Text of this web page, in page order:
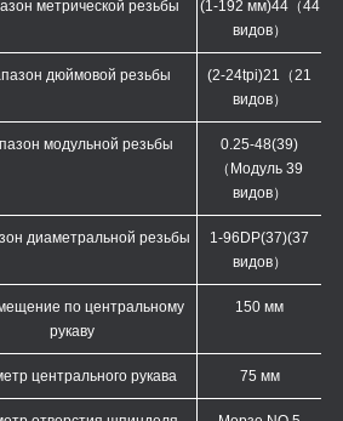
метрической резьбы (1-192 мм)44（44
видов）
дюймовой резьбы (2-24tpi)21 （21
видов）
модульной резьбы
0.25-48(39)
（ Модуль 39
видов）
диаметральной резьбы
1-96DP(37)(37
видов）
по центральному
рукаву
150 мм
центрального рукава 75 мм